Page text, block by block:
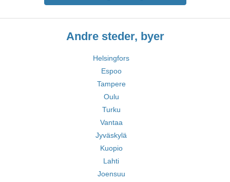
Andre steder, byer
Helsingfors
Espoo
Tampere
Oulu
Turku
Vantaa
Jyväskylä
Kuopio
Lahti
Joensuu